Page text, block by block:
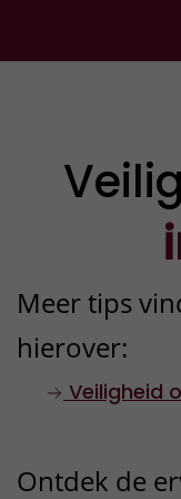
wijzig
3
Meer tips
hierover:
Veiligheid
Ontdek de